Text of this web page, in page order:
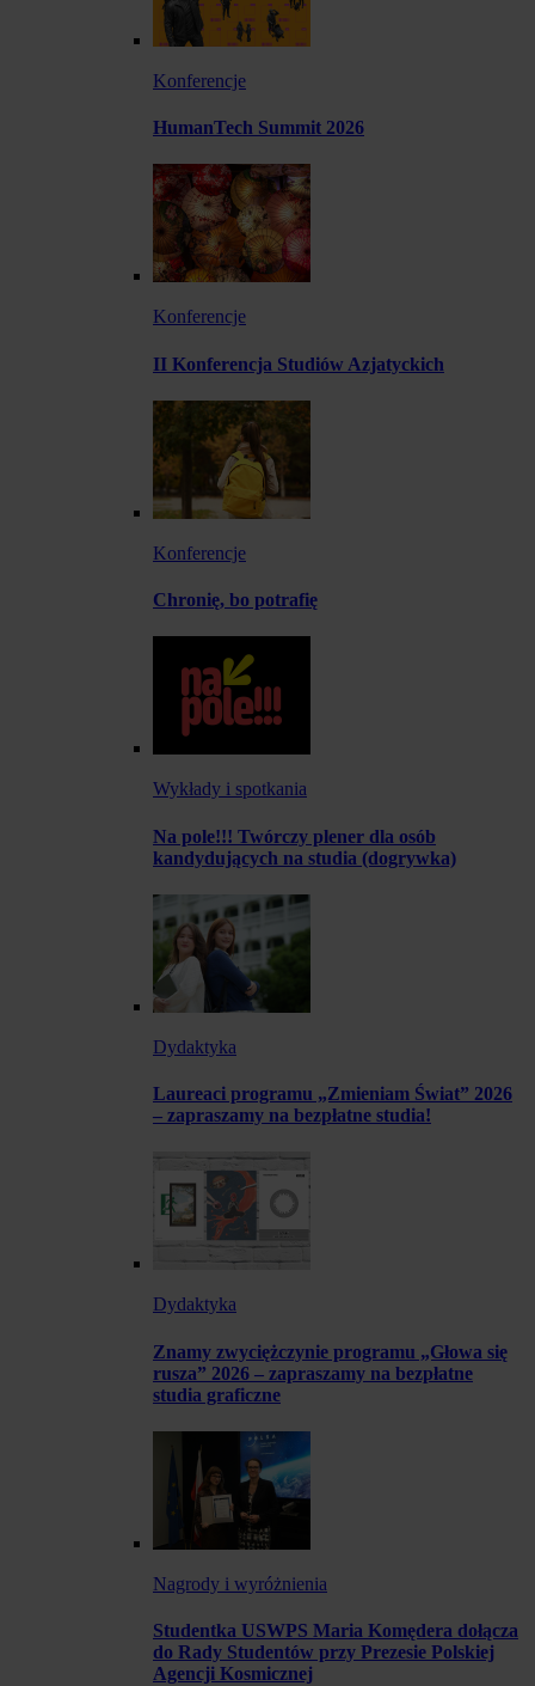
Konferencje
HumanTech Summit 2026
Konferencje
II Konferencja Studiów Azjatyckich
Konferencje
Chronię, bo potrafię
Wykłady i spotkania
Na pole!!! Twórczy plener dla osób
kandydujących na studia (dogrywka)
Dydaktyka
Laureaci programu „Zmieniam Świat” 2026
– zapraszamy na bezpłatne studia!
Dydaktyka
Znamy zwyciężczynie programu „Głowa się
rusza” 2026 – zapraszamy na bezpłatne
studia graficzne
Nagrody i wyróżnienia
Studentka USWPS Maria Komędera dołącza
do Rady Studentów przy Prezesie Polskiej
Agencji Kosmicznej